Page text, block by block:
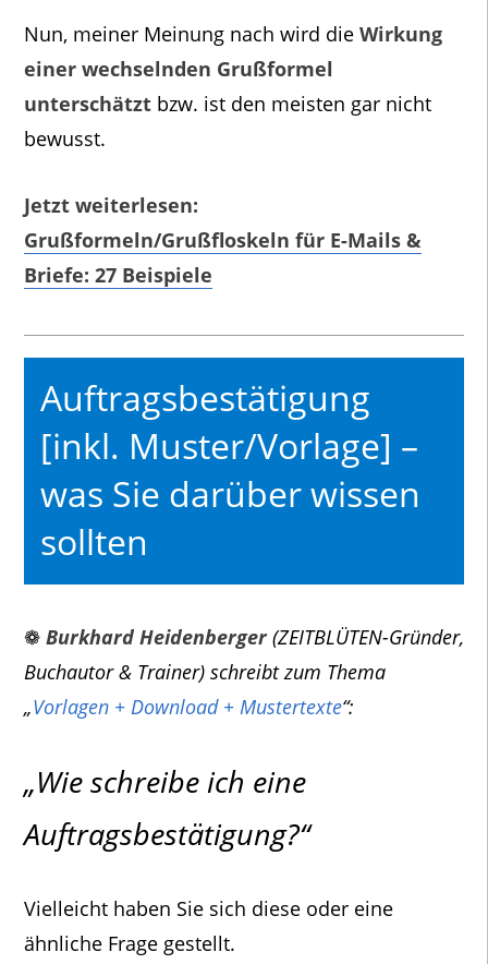
Nun, meiner Meinung nach wird die Wirkung
einer wechselnden Grußformel
unterschätztbzw. ist den meisten gar nicht
bewusst.
Jetzt weiterlesen:
Grußformeln/Grußfloskeln für E-Mails &
Briefe: 27 Beispiele
Auftragsbestätigung
[inkl. Muster/Vorlage] –
was Sie darüber wissen
sollten
❁ Burkhard Heidenberger(ZEITBLÜTEN-Gründer,
Buchautor & Trainer) schreibt zum Thema
„Vorlagen + Download + Mustertexte“:
„Wie schreibe ich eine
Auftragsbestätigung?“
Vielleicht haben Sie sich diese oder eine
ähnliche Frage gestellt.